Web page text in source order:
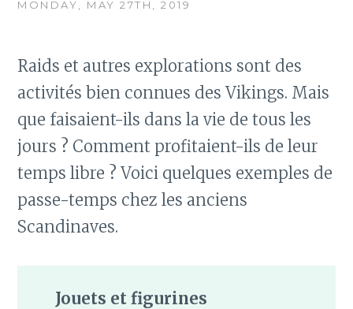
MONDAY, MAY 27TH, 2019
Raids et autres explorations sont des
activités bien connues des Vikings. Mais
que faisaient-ils dans la vie de tous les
jours ? Comment profitaient-ils de leur
temps libre ? Voici quelques exemples de
passe-temps chez les anciens
Scandinaves.
Jouets et figurines